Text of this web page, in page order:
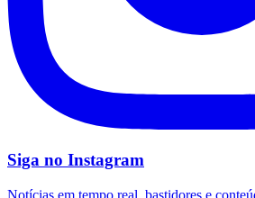
Siga no Instagram
Notícias em tempo real, bastidores e